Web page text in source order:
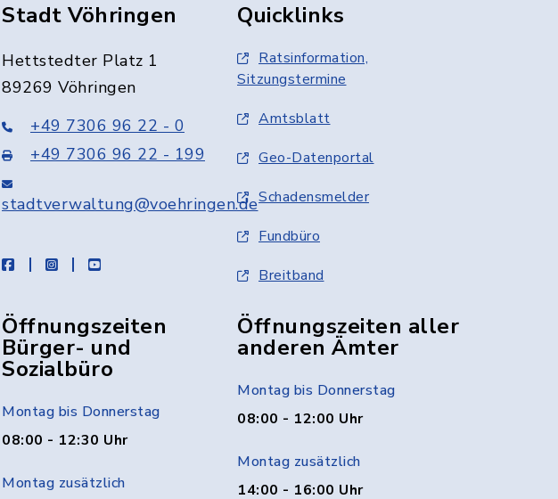
Stadt Vöhringen
Hettstedter Platz 1
89269 Vöhringen
+49 7306 96 22 - 0
+49 7306 96 22 - 199
stadtverwaltung@voehringen.de
facebookinstagramyoutube
Quicklinks
Ratsinformation,
Sitzungstermine
Amtsblatt
Geo-Datenportal
Schadensmelder
Fundbüro
Breitband
Öffnungszeiten
Bürger- und
Sozialbüro
Montag bis Donnerstag
08:00 - 12:30 Uhr
Montag zusätzlich
Öffnungszeiten aller
anderen Ämter
Montag bis Donnerstag
08:00 - 12:00 Uhr
Montag zusätzlich
14:00 - 16:00 Uhr